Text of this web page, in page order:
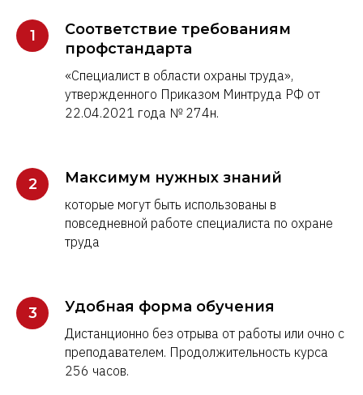
Соответствие требованиям
профстандарта
«Специалист в области охраны труда»,
утвержденного Приказом Минтруда РФ от
22.04.2021 года № 274н.
Максимум нужных знаний
которые могут быть использованы в
повседневной работе специалиста по охране
труда
Удобная форма обучения
Дистанционно без отрыва от работы или очно с
преподавателем. Продолжительность курса
256 часов.